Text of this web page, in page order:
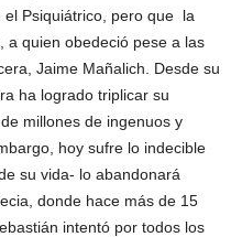
el Psiquiátrico, pero que la
a quien obedeció pese a las
Jaime Mañalich. Desde su
ha logrado triplicar su
millones de ingenuos y
hoy sufre lo indecible
su vida- lo abandonará
donde hace más de 15
intentó por todos los